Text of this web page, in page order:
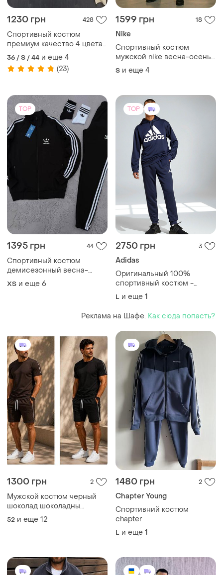
1230 грн 428
Спортивный костюм
премиум качество 4 цвета
новинка сезона
36 / S / 44 и еще 4
(23)
1599 грн 18
Nike
Спортивный костюм
мужской nike весна-осень
s,m, l, xl, xxl
S и еще 4
TOP
1395 грн 44
Спортивный костюм
демисезонный весна-
осень штаны и кофта на
замке с лампасами
XS и еще 6
TOP
2750 грн 3
Adidas
Оригинальный 100%
спортивный костюм -
adidas sportswear french
terry hooded(размеры l и xl)
L и еще 1
Реклама на Шафе. Как сюда попасть?
1300 грн 2
Мужской костюм черный
шоколад шоколадны
коричневый летние шорты
и футболка
52 и еще 12
1480 грн 2
Chapter Young
Спортивний костюм
chapter
L и еще 1